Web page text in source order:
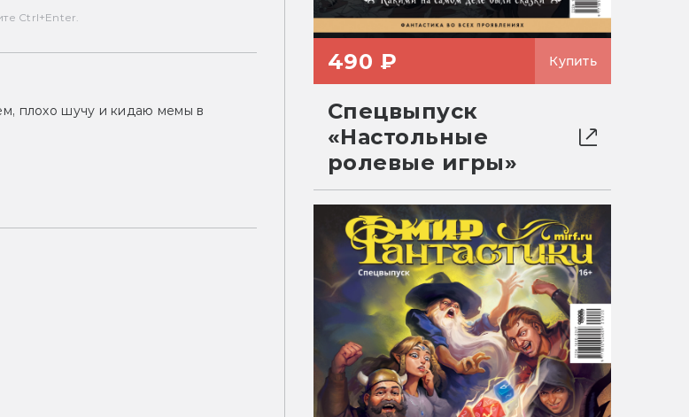
Ctrl+Enter.
плохо шучу и кидаю мемы в
490 ₽ Купить
Спецвыпуск
«Настольные
ролевые игры»